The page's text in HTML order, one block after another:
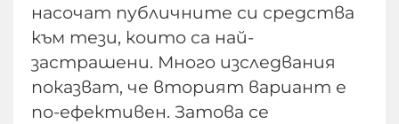
насочат публичните си средства
към тези, които са най-
застрашени. Много изследвания
показват, че вторият вариант е
по-ефективен. Затова се